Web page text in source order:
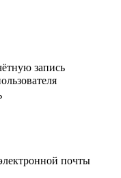
запись
почты